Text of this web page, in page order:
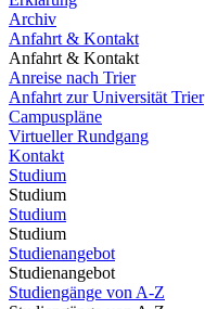
Archiv
Anfahrt & Kontakt
Anfahrt & Kontakt
Anreise nach Trier
Anfahrt zur Universität Trier
Campuspläne
Virtueller Rundgang
Kontakt
Studium
Studium
Studium
Studium
Studienangebot
Studienangebot
Studiengänge von A-Z